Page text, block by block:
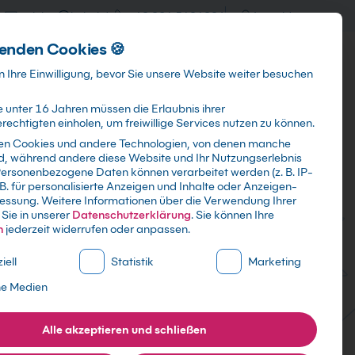
training@kebel.de +49 231 5191986 Anmelden
Suchen
Info & Services Kontakt
Cookies 🍪
Ihre Einwilligung, bevor Sie unsere Website weiter besuchen
unter 16 Jahren müssen die Erlaubnis ihrer
einholen, um freiwillige Services nutzen zu können.
Cookies und andere Technologien, von denen manche
während andere diese Website und Ihr Nutzungserlebnis
Daten können verarbeitet werden (z. B. IP-
für personalisierte Anzeigen und Inhalte oder Anzeigen-
Weitere Informationen über die Verwendung Ihrer
in unserer Datenschutzerklärung.Sie können Ihre
jederzeit widerrufen oder anpassen.
Liste der Service-Gruppen, für die eine Einwilligung
Statistik
Marketing
Medien
Alle akzeptieren und schließen